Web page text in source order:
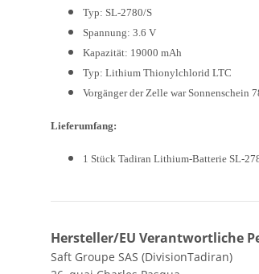
Typ: SL-2780/S
Spannung: 3.6 V
Kapazität: 19000 mAh
Typ: Lithium Thionylchlorid LTC
Vorgänger der Zelle war Sonnenschein
Lieferumfang:
1 Stück Tadiran Lithium-Batterie SL-
Hersteller/EU Verantwortliche
Saft Groupe SAS (DivisionTadiran)